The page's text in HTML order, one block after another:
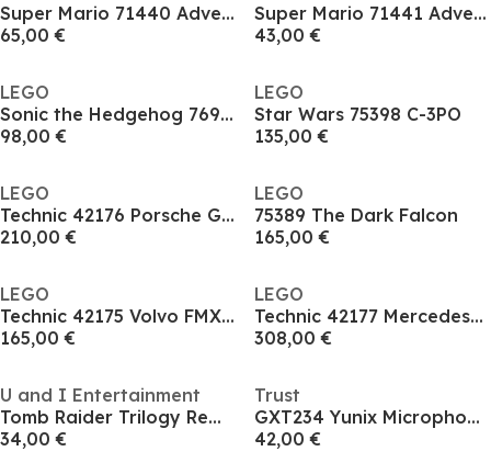
Super Mario 71440 Adventures with Interactive LEGO Luigi
65,00 €
Super Mario 71441 Adventures with Interactive LEGO Peach
43,00 €
LEGO
Sonic the Hedgehog 76999 Super Sonic vs. Egg Drillster
98,00 €
LEGO
Star Wars 75398 C-3PO
135,00 €
LEGO
Technic 42176 Porsche GT4 e-Performance Race Car
210,00 €
LEGO
75389 The Dark Falcon
165,00 €
LEGO
Technic 42175 Volvo FMX Truck EC230 Excavator
165,00 €
LEGO
Technic 42177 Mercedes-Benz G 500 PROFESSIONAL Line
308,00 €
U and I Entertainment
Tomb Raider Trilogy Remastered
34,00 €
Trust
GXT234 Yunix Microphone - Black
42,00 €